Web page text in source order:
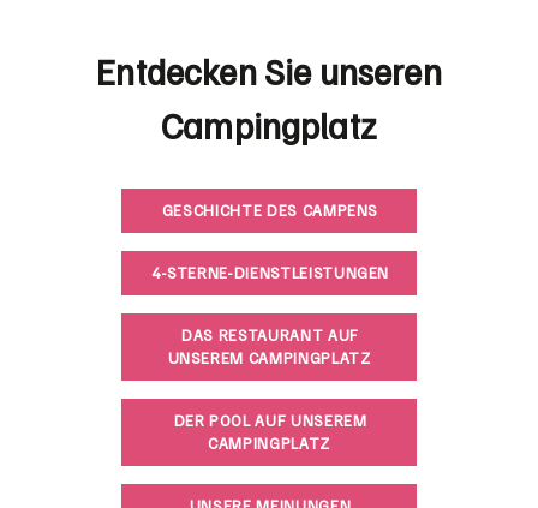
Entdecken Sie unseren
Campingplatz
GESCHICHTE DES CAMPENS
4-STERNE-DIENSTLEISTUNGEN
DAS RESTAURANT AUF
UNSEREM CAMPINGPLATZ
DER POOL AUF UNSEREM
CAMPINGPLATZ